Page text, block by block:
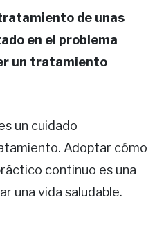
de unas
en el problema
un tratamiento
un cuidado
Adoptar cómo
continuo es una
una vida saludable.